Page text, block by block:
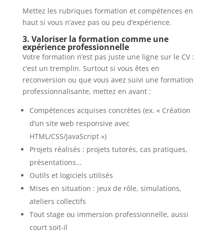
Mettez les rubriques formation et compétences en
haut si vous n’avez pas ou peu d’expérience.
3. Valoriser la formation comme une
expérience professionnelle
Votre formation n’est pas juste une ligne sur le CV :
c’est un tremplin. Surtout si vous êtes en
reconversion ou que vous avez suivi une formation
professionnalisante, mettez en avant :
Compétences acquises concrètes (ex. « Création
d’un site web responsive avec
HTML/CSS/JavaScript »)
Projets réalisés : projets tutorés, cas pratiques,
présentations…
Outils et logiciels utilisés
Mises en situation : jeux de rôle, simulations,
ateliers collectifs
Tout stage ou immersion professionnelle, aussi
court soit-il